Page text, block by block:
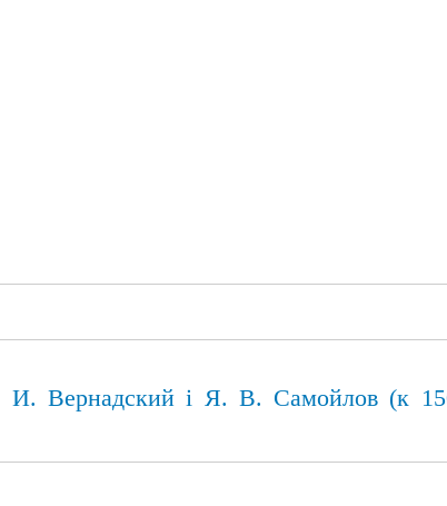
И. Вернадский і Я. В. Самойлов (к